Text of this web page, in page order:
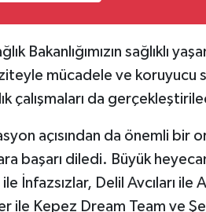
Bakanlığımızın sağlıklı
mücadele ve koruyucu
çalışmaları da
açısından da önemli bir
başarı diledi. Büyük
İnfazsızlar, Delil Avcıları ile
ile Kepez Dream Team ve